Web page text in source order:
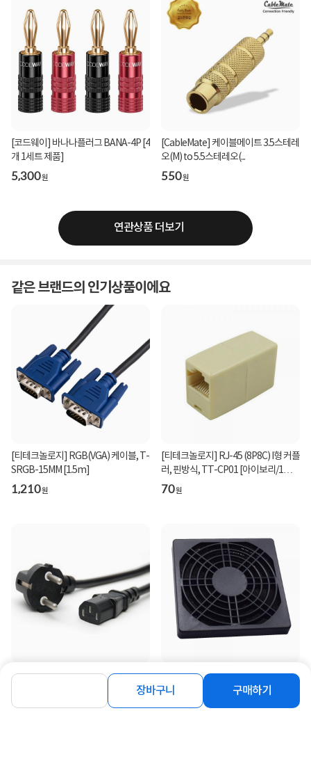
장바구니 구매하기
[코드웨이] 바나나플러그 BANA-4P [4
개 1세트 제품]
5,300원
[CableMate] 케이블메이트 3.5스테레
오(M) to 5.5스테레오(...
550원
연관상품 더보기
같은 브랜드의 인기상품이에요
[티테크놀로지] RGB(VGA) 케이블, T-
SRGB-15MM [1.5m]
1,210원
[티테크놀로지] RJ-45 (8P8C) I형 커플
러, 핀방식, TT-CP01 [아이보리/1개]
[벌크]
70원
[티테크놀로지] 국산 ㅡ자형 전원 파워
크/1.5m]
2,150원
[티테크놀로지] 80mm 스펀지 먼지
팬필터 [T-DFF80]
470원